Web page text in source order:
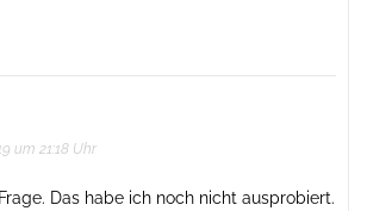
um 21:18 Uhr
Das habe ich noch nicht ausprobiert.